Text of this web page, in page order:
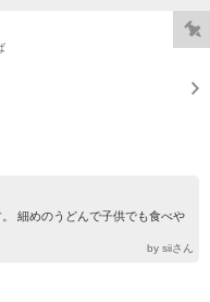
細めのうどんで子供でも食べや
by siiさん